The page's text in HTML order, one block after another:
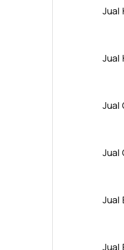
Jual
Jual
Jual
Jual
Jual
Jual